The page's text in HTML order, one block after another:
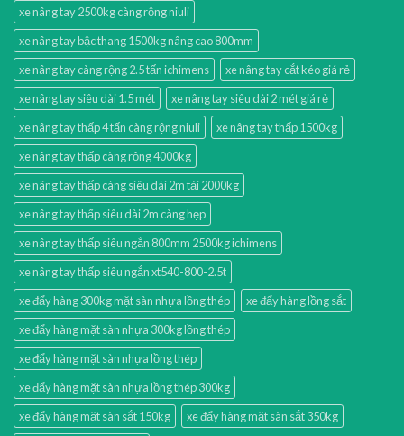
xe nâng tay 2500kg càng rộng niuli
xe nâng tay bậc thang 1500kg nâng cao 800mm
xe nâng tay càng rộng 2.5 tấn ichimens
xe nâng tay cắt kéo giá rẻ
xe nâng tay siêu dài 1.5 mét
xe nâng tay siêu dài 2 mét giá rẻ
xe nâng tay thấp 4 tấn càng rộng niuli
xe nâng tay thấp 1500kg
xe nâng tay thấp càng rộng 4000kg
xe nâng tay thấp càng siêu dài 2m tải 2000kg
xe nâng tay thấp siêu dài 2m càng hẹp
xe nâng tay thấp siêu ngắn 800mm 2500kg ichimens
xe nâng tay thấp siêu ngắn xt540-800-2.5t
xe đẩy hàng 300kg mặt sàn nhựa lồng thép
xe đẩy hàng lồng sắt
xe đẩy hàng mặt sàn nhựa 300kg lồng thép
xe đẩy hàng mặt sàn nhựa lồng thép
xe đẩy hàng mặt sàn nhựa lồng thép 300kg
xe đẩy hàng mặt sàn sắt 150kg
xe đẩy hàng mặt sàn sắt 350kg